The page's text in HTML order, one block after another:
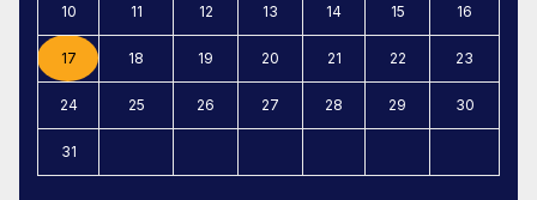
10 11 12 13 14 15 16
17 18 19 20 21 22 23
24 25 26 27 28 29 30
31